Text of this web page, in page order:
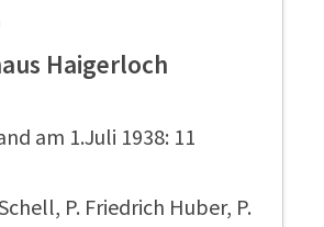
Haigerloch
am 1.Juli 1938: 11
P. Friedrich Huber, P.